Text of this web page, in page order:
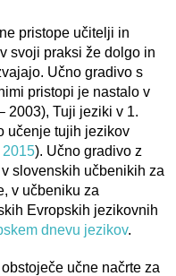
pristope učitelji in
svoji praksi že dolgo in
Učno gradivo s
pristopi je nastalo v
2003), Tuji jeziki v 1.
učenje tujih jezikov
2015). Učno gradivo z
slovenskih učbenikih za
v učbeniku za
Evropskih jezikovnih
dnevu jezikov.
učne načrte za